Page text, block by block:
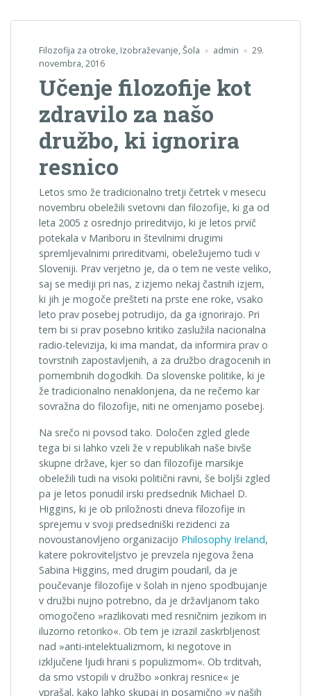
Filozofija za otroke, Izobraževanje,Šola admin
29.
novembra, 2016
Učenje filozofije kot
zdravilo za našo
družbo, ki ignorira
resnico
Letos smo že tradicionalno tretji četrtek v mesecu
novembru obeležili svetovni dan filozofije, ki ga od
leta 2005 z osrednjo prireditvijo, ki je letos prvič
potekala v Mariboru in številnimi drugimi
spremljevalnimi prireditvami, obeležujemo tudi v
Sloveniji. Prav verjetno je, da o tem ne veste veliko,
saj se mediji pri nas, z izjemo nekaj častnih izjem,
ki jih je mogoče prešteti na prste ene roke, vsako
leto prav posebej potrudijo, da ga ignorirajo. Pri
tem bi si prav posebno kritiko zaslužila nacionalna
radio-televizija, ki ima mandat, da informira prav o
tovrstnih zapostavljenih, a za družbo dragocenih in
pomembnih dogodkih. Da slovenske politike, ki je
že tradicionalno nenaklonjena, da ne rečemo kar
sovražna do filozofije, niti ne omenjamo posebej.
Na srečo ni povsod tako. Določen zgled glede
tega bi si lahko vzeli že v republikah naše bivše
skupne države, kjer so dan filozofije marsikje
obeležili tudi na visoki politični ravni, še boljši zgled
pa je letos ponudil irski predsednik Michael D.
Higgins, ki je ob priložnosti dneva filozofije in
sprejemu v svoji predsedniški rezidenci za
novoustanovljeno organizacijo Philosophy Ireland,
katere pokroviteljstvo je prevzela njegova žena
Sabina Higgins, med drugim poudaril, da je
poučevanje filozofije v šolah in njeno spodbujanje
v družbi nujno potrebno, da je državljanom tako
omogočeno »razlikovati med resničnim jezikom in
iluzorno retoriko«. Ob tem je izrazil zaskrbljenost
nad »anti-intelektualizmom, ki negotove in
izključene ljudi hrani s populizmom«. Ob trditvah,
da smo vstopili v družbo »onkraj resnice« je
vprašal, kako lahko skupaj in posamično »v naših